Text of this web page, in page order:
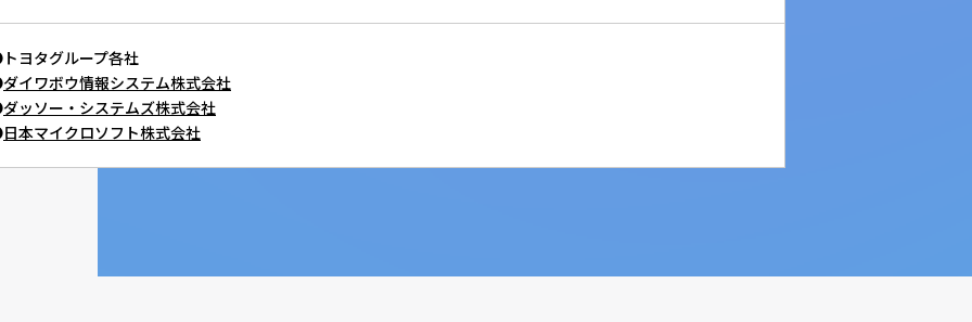
ヨタグループ各社
ダイワボウ情報システム株式会社
ダッソー・システムズ株式会社
日本マイクロソフト株式会社